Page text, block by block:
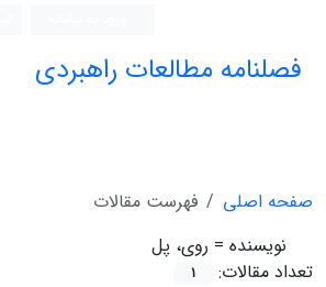
فصلنامه مطالعات راهبردی
صفحه اصلی
فهرست مقالات
نویسنده = روی، پل‌
تعداد مقالات:
1